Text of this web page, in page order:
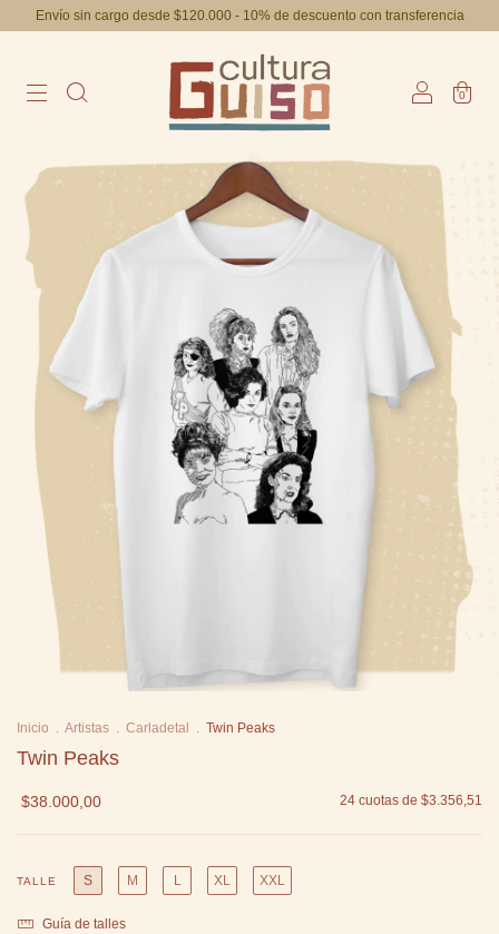
Envío sin cargo desde $120.000 - 10% de descuento con transferencia
0
Inicio . Artistas . Carladetal . Twin Peaks
Twin Peaks
$38.000,00 24 cuotas de $3.356,51
TALLE S M L XL XXL
Guía de talles